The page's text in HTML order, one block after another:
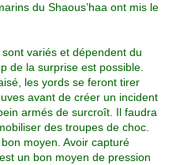
du Shaous’haa ont mis le
variés et dépendent du
de la surprise est possible.
les yords se feront tirer
avant de créer un incident
armés de surcroît. Il faudra
des troupes de choc.
moyen. Avoir capturé
un bon moyen de pression